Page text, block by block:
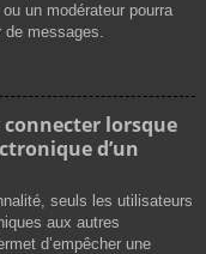
un modérateur pourra
de messages.
connecter lorsque
d’un
seuls les utilisateurs
aux autres
d’empêcher une